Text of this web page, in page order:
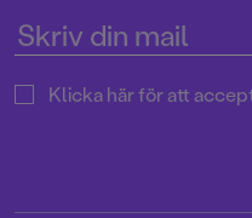
Klicka här för att